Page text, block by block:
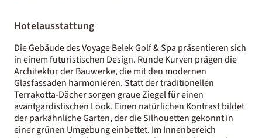
Hotelausstattung
Die Gebäude des Voyage Belek Golf & Spa präsentieren sich
in einem futuristischen Design. Runde Kurven prägen die
Architektur der Bauwerke, die mit den modernen
Glasfassaden harmonieren. Statt der traditionellen
Terrakotta-Dächer sorgen graue Ziegel für einen
avantgardistischen Look. Einen natürlichen Kontrast bildet
der parkähnliche Garten, der die Silhouetten gekonnt in
einer grünen Umgebung einbettet. Im Innenbereich